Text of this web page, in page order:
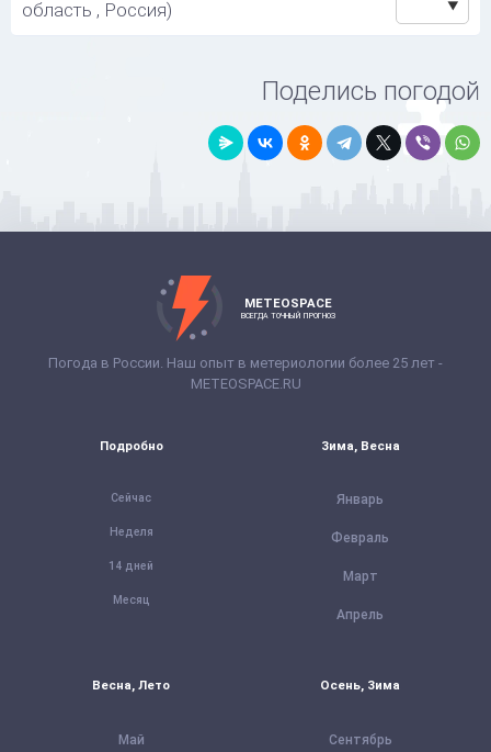
область , Россия)
Поделись погодой
METEOSPACE
ВСЕГДА ТОЧНЫЙ ПРОГНОЗ
Погода в России. Наш опыт в метериологии более 25 лет -
METEOSPACE.RU
Подробно
Сейчас
Неделя
14 дней
Месяц
Зима, Весна
Январь
Февраль
Март
Апрель
Весна, Лето
Май
Осень, Зима
Сентябрь